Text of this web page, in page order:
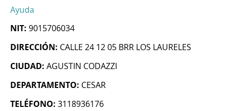
Ayuda
NIT: 9015706034
DIRECCIÓN: CALLE 24 12 05 BRR LOS LAURELES
CIUDAD: AGUSTIN CODAZZI
DEPARTAMENTO: CESAR
TELÉFONO: 3118936176